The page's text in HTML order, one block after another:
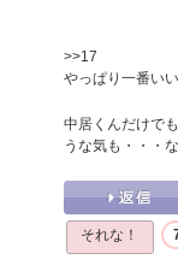
>>17
やっぱり一番い
中居くんだけで
うな気も・・・
それな！